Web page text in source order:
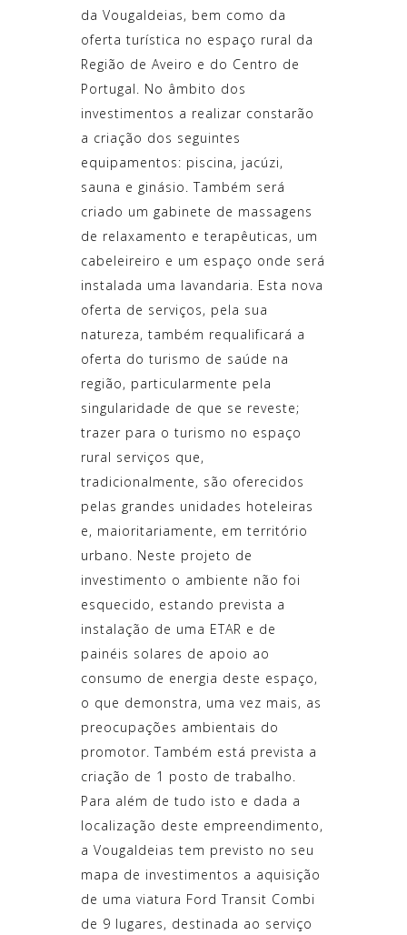
da Vougaldeias, bem como da
oferta turística no espaço rural da
Região de Aveiro e do Centro de
Portugal. No âmbito dos
investimentos a realizar constarão
a criação dos seguintes
equipamentos: piscina, jacúzi,
sauna e ginásio. Também será
criado um gabinete de massagens
de relaxamento e terapêuticas, um
cabeleireiro e um espaço onde será
instalada uma lavandaria. Esta nova
oferta de serviços, pela sua
natureza, também requalificará a
oferta do turismo de saúde na
região, particularmente pela
singularidade de que se reveste;
trazer para o turismo no espaço
rural serviços que,
tradicionalmente, são oferecidos
pelas grandes unidades hoteleiras
e, maioritariamente, em território
urbano. Neste projeto de
investimento o ambiente não foi
esquecido, estando prevista a
instalação de uma ETAR e de
painéis solares de apoio ao
consumo de energia deste espaço,
o que demonstra, uma vez mais, as
preocupações ambientais do
promotor. Também está prevista a
criação de 1 posto de trabalho.
Para além de tudo isto e dada a
localização deste empreendimento,
a Vougaldeias tem previsto no seu
mapa de investimentos a aquisição
de uma viatura Ford Transit Combi
de 9 lugares, destinada ao serviço